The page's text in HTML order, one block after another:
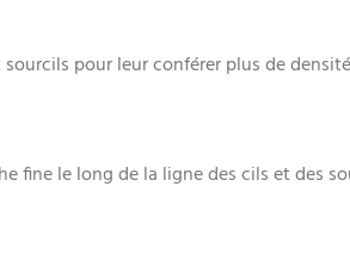
pour leur conférer plus de
fine le long de la ligne des cils et des